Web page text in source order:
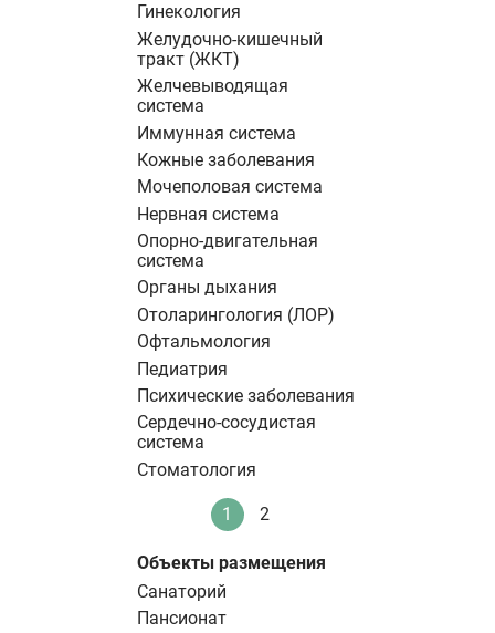
Гинекология
Желудочно-кишечный
тракт (ЖКТ)
Желчевыводящая
система
Иммунная система
Кожные заболевания
Мочеполовая система
Нервная система
Опорно-двигательная
система
Органы дыхания
Отоларингология (ЛОР)
Офтальмология
Педиатрия
Психические заболевания
Сердечно-сосудистая
система
Стоматология
Нумерация
страниц Текущая
1 Стандартное
2
Объекты размещения
Санаторий
Пансионат